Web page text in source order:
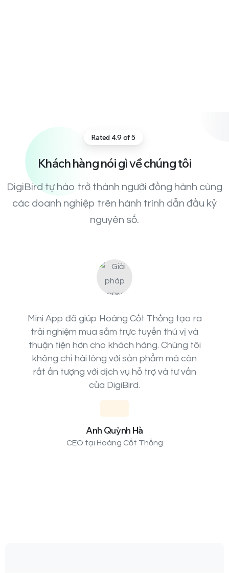
Rated 4.9 of 5
Kháchhàngnóigìvềchúngtôi
DigiBird tự hào trở thành người đồng hành cùng
các doanh nghiệp trên hành trình dẫn đầu kỷ
nguyên số.
Mini App đã giúp Hoàng Cốt Thống tạo ra
trải nghiệm mua sắm trực tuyến thú vị và
thuận tiện hơn cho khách hàng. Chúng tôi
không chỉ hài lòng với sản phẩm mà còn
rất ấn tượng với dịch vụ hỗ trợ và tư vấn
của DigiBird.
Anh Quỳnh Hà
CEO tại Hoàng Cốt Thống